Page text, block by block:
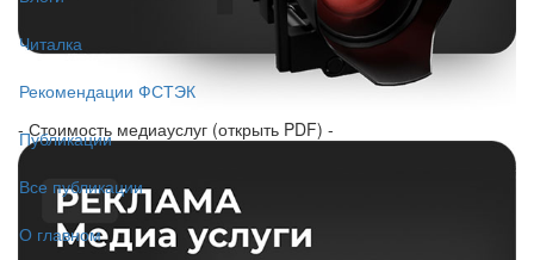
Читалка
Рекомендации ФСТЭК
Публикации
Все публикации
О главном
- Стоимость медиауслуг (открыть PDF) -